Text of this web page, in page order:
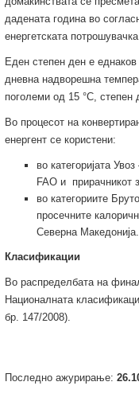
дадената година во
енергетската
Еден степен ден е
дневна надворешна
поголеми од 15 °C, степен
Во процесот на
енергент се користени:
во категоријата
FAO и прирачникот
во категориите
просечните
Северна Македонија.
Класификации
Во распределбата на
Националната
бр. 147/2008).
Последно ажурирање: